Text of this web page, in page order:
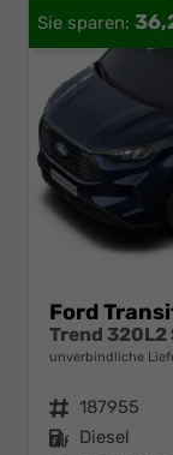
Ford
Trend 320L2
unverbindliche
Fahrzeugnr. 187955
Kraftstoff Diesel